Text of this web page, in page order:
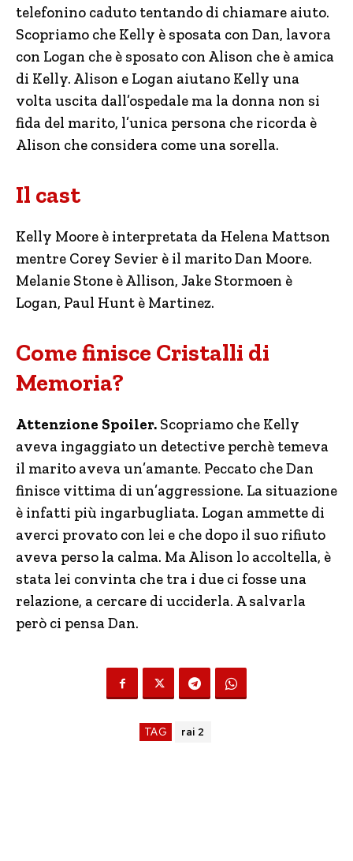
telefonino caduto tentando di chiamare aiuto.
Scopriamo che Kelly è sposata con Dan, lavora
con Logan che è sposato con Alison che è amica
di Kelly. Alison e Logan aiutano Kelly una
volta uscita dall’ospedale ma la donna non si
fida del marito, l’unica persona che ricorda è
Alison che considera come una sorella.
Il cast
Kelly Moore è interpretata da Helena Mattson
mentre Corey Sevier è il marito Dan Moore.
Melanie Stone è Allison, Jake Stormoen è
Logan, Paul Hunt è Martinez.
Come finisce Cristalli di
Memoria?
Attenzione Spoiler. Scopriamo che Kelly
aveva ingaggiato un detective perchè temeva
il marito aveva un’amante. Peccato che Dan
finisce vittima di un’aggressione. La situazione
è infatti più ingarbugliata. Logan ammette di
averci provato con lei e che dopo il suo rifiuto
aveva perso la calma. Ma Alison lo accoltella, è
stata lei convinta che tra i due ci fosse una
relazione, a cercare di ucciderla. A salvarla
però ci pensa Dan.
TAG rai 2